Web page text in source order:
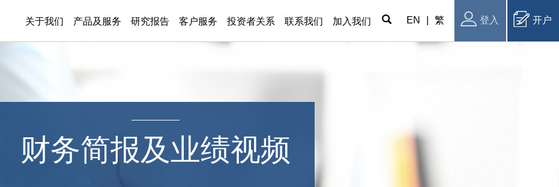
关于我们 产品及服务 研究报告 客户服务 投资者关系 联系我们 加入我们 EN 繁 登入 开户
财务简报及业绩视频